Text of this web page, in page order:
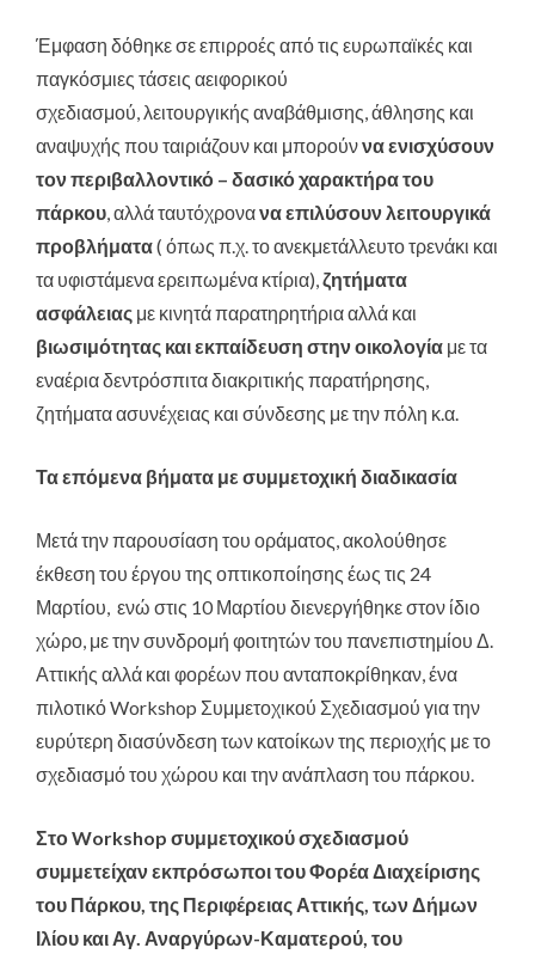
Έμφαση δόθηκε σε επιρροές από τις ευρωπαϊκές και
παγκόσμιες τάσεις αειφορικού
σχεδιασμού, λειτουργικής αναβάθμισης, άθλησης και
αναψυχής που ταιριάζουν και μπορούννα ενισχύσουν
τον περιβαλλοντικό – δασικό χαρακτήρα του
πάρκου, αλλά ταυτόχρονανα επιλύσουν λειτουργικά
προβλήματα( όπως π.χ. το ανεκμετάλλευτο τρενάκι και
τα υφιστάμενα ερειπωμένα κτίρια),ζητήματα
ασφάλειας με κινητά παρατηρητήρια αλλά και
βιωσιμότητας και εκπαίδευση στην οικολογία με τα
εναέρια δεντρόσπιτα διακριτικής παρατήρησης,
ζητήματα ασυνέχειας και σύνδεσης με την πόλη κ.α.
Τα επόμενα βήματα με συμμετοχική διαδικασία
Μετά την παρουσίαση του οράματος, ακολούθησε
έκθεση του έργου της οπτικοποίησης έως τις 24
Μαρτίου, ενώ στις 10 Μαρτίου διενεργήθηκε στον ίδιο
χώρο, με την συνδρομή φοιτητών του πανεπιστημίου Δ.
Αττικής αλλά και φορέων που ανταποκρίθηκαν, ένα
πιλοτικό Workshop Συμμετοχικού Σχεδιασμού για την
ευρύτερη διασύνδεση των κατοίκων της περιοχής με το
σχεδιασμό του χώρου και την ανάπλαση του πάρκου.
Στο Workshop συμμετοχικού σχεδιασμού
συμμετείχαν εκπρόσωποι του Φορέα Διαχείρισης
του Πάρκου, της Περιφέρειας Αττικής, των Δήμων
Ιλίου και Αγ. Αναργύρων-Καματερού, του